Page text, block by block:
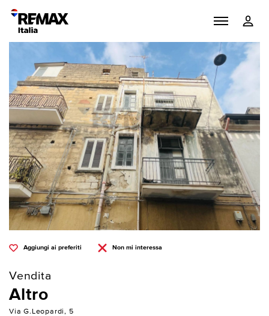
Aggiungi ai preferiti Non mi interessa
Vendita
Altro
Via G.Leopardi, 5